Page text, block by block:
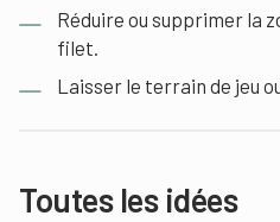
Réduire ou supprimer la
filet.
Laisser le terrain de jeu
Toutes les idées